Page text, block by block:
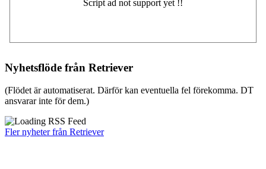
Nyhetsflöde från Retriever
(Flödet är automatiserat. Därför kan eventuella fel förekomma. DT
ansvarar inte för dem.)
Fler nyheter från Retriever